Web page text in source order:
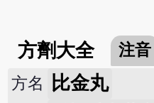
方劑大全 注音
方名 比金丸